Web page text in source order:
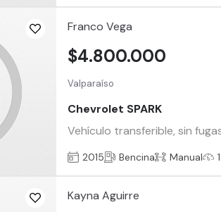
Franco Vega
Valparaíso
Chevrolet SPARK
Vehículo transferible, sin
$4.800.000
2015 Bencina Manual
Kayna Aguirre